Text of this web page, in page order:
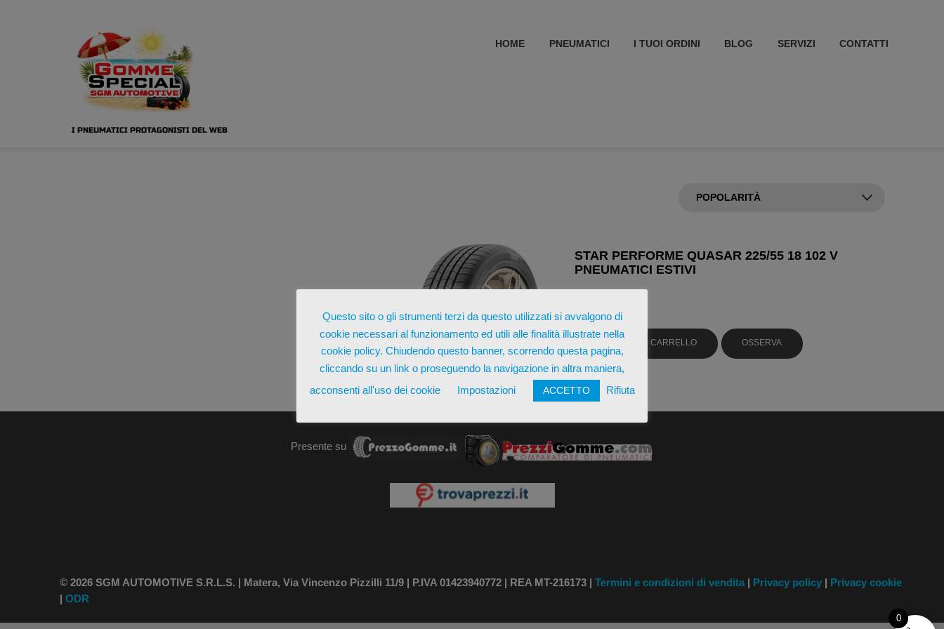
I PNEUMATICI PROTAGONISTI DEL WEB
HOME PNEUMATICI I TUOI ORDINI BLOG SERVIZI CONTATTI
STAR PERFORME QUASAR 225/55 18 102 V
PNEUMATICI ESTIVI
AGGIUNGI AL CARRELLO OSSERVA
Presente su
© 2026 SGM AUTOMOTIVE S.R.L.S. | Matera, Via Vincenzo Pizzilli 11/9 | P.IVA 01423940772 | REA MT-216173 | Termini e condizioni di vendita | Privacy policy | Privacy cookie
| ODR
Questo sito o gli strumenti terzi da questo utilizzati si avvalgono di
cookie necessari al funzionamento ed utili alle finalità illustrate nella
cookie policy. Chiudendo questo banner, scorrendo questa pagina,
cliccando su un link o proseguendo la navigazione in altra maniera,
acconsenti all'uso dei cookie
Impostazioni ACCETTO Rifiuta
0